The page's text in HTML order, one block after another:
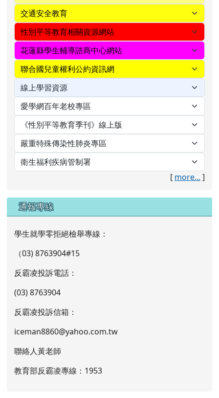
[ more... ]
通報專線
學生就學零拒絕檢舉專線：
（03) 8763904#15
反霸凌投訴電話：
(03) 8763904
反霸凌投訴信箱：
iceman8860@yahoo.com.tw
聯絡人黃老師
教育部反霸凌專線：1953